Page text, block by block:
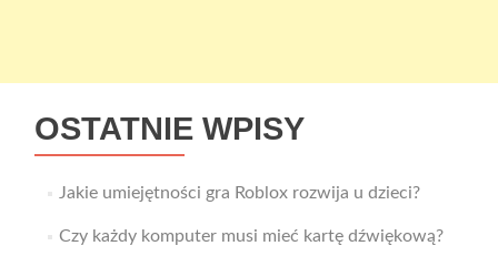
OSTATNIE WPISY
Jakie umiejętności gra Roblox rozwija u dzieci?
Czy każdy komputer musi mieć kartę dźwiękową?